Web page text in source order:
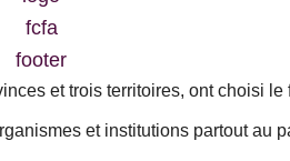
et trois territoires, ont choisi le
et institutions partout au